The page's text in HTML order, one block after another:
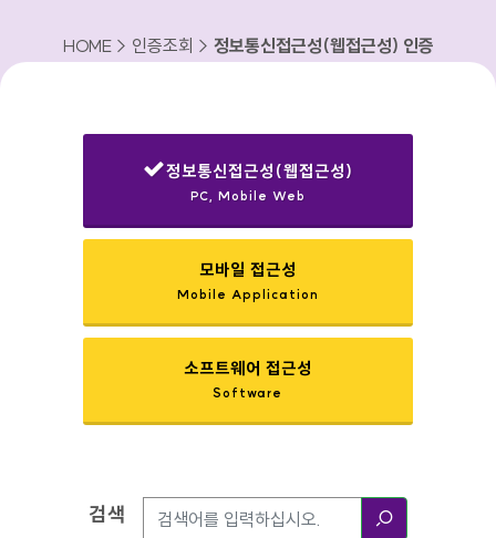
HOME > 인증조회 > 정보통신접근성(웹접근성) 인증
정보통신접근성(웹접근성)
PC, Mobile Web
모바일 접근성
Mobile Application
소프트웨어 접근성
Software
검색옵션
검색